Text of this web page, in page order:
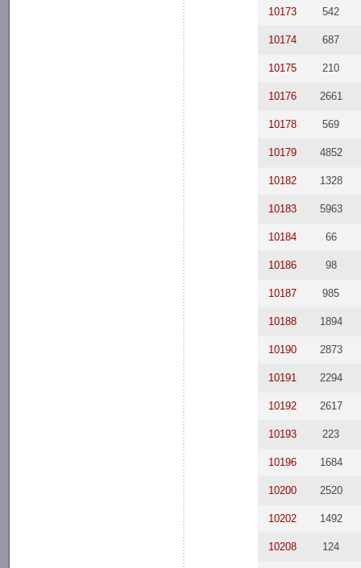
10173 542
10174 687
10175 210
10176 2661
10178 569
10179 4852
10182 1328
10183 5963
10184 66
10186 98
10187 985
10188 1894
10190 2873
10191 2294
10192 2617
10193 223
10196 1684
10200 2520
10202 1492
10208 124